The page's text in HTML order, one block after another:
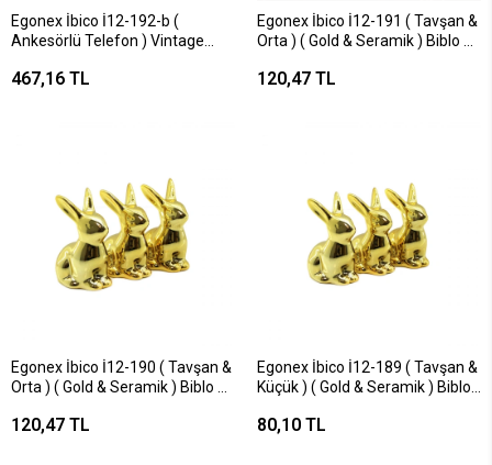
Egonex İbico İ12-192-b (
Ankesörlü Telefon ) Vintage
( 12.5x10x6.5cm ) ( Reçine )*72
467,16 TL
Egonex İbico İ12-191 ( Tavşan &
Orta ) ( Gold & Seramik ) Biblo &
120,47 TL
Egonex İbico İ12-190 ( Tavşan &
Orta ) ( Gold & Seramik ) Biblo &
120,47 TL
Egonex İbico İ12-189 ( Tavşan &
Küçük ) ( Gold & Seramik ) Biblo
80,10 TL